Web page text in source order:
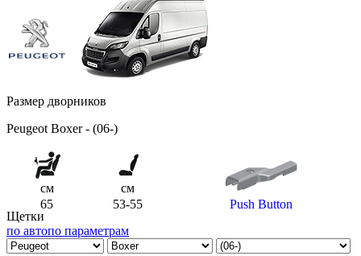
Размер дворников
Peugeot Boxer - (06-)
см
см
65
53-55
Push Button
Щетки
по автопо параметрам